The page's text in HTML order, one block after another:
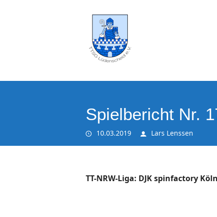
Spielbericht Nr.
10.03.2019 Lars Lenssen
TT-NRW-Liga: DJK spinfactory